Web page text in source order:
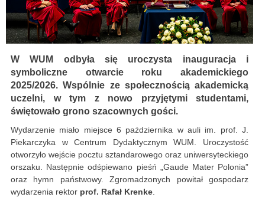
W WUM odbyła się uroczysta inauguracja i
symboliczne otwarcie roku akademickiego
2025/2026. Wspólnie ze społecznością akademicką
uczelni, w tym z nowo przyjętymi studentami,
świętowało grono szacownych gości.
Wydarzenie miało miejsce 6 października w auli im. prof. J.
Piekarczyka w Centrum Dydaktycznym WUM. Uroczystość
otworzyło wejście pocztu sztandarowego oraz uniwersyteckiego
orszaku. Następnie odśpiewano pieśń „Gaude Mater Polonia”
oraz hymn państwowy. Zgromadzonych powitał gospodarz
wydarzenia rektor prof. Rafał Krenke